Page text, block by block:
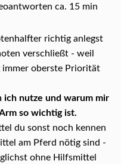
ca. 15 min
richtig anlegst
verschließt - weil
oberste Priorität
ich nutze und warum mir
so wichtig ist.
du sonst noch kennen
am Pferd nötig sind -
ohne Hilfsmittel